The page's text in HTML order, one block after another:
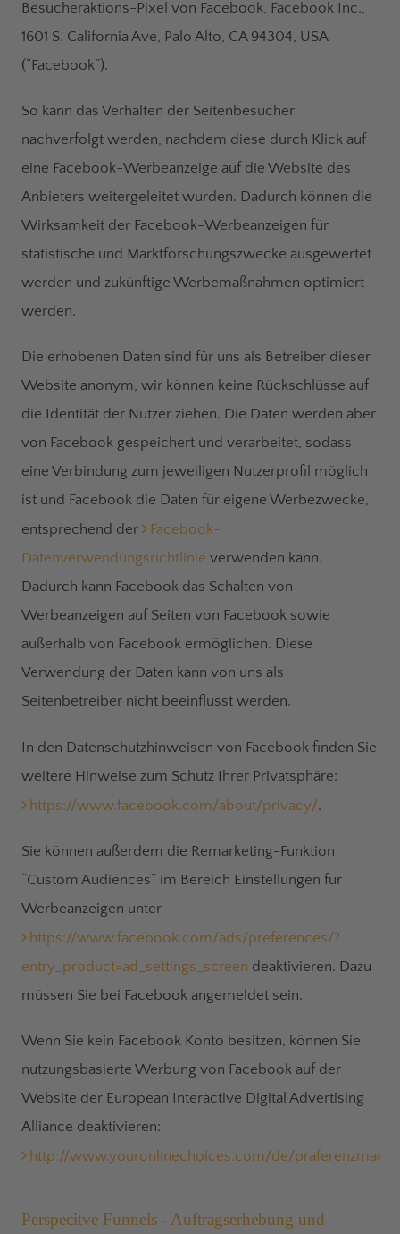
Besucheraktions-Pixel von Facebook, Facebook Inc.,
1601 S. California Ave, Palo Alto, CA 94304, USA
(“Facebook”).
So kann das Verhalten der Seitenbesucher
nachverfolgt werden, nachdem diese durch Klick auf
eine Facebook-Werbeanzeige auf die Website des
Anbieters weitergeleitet wurden. Dadurch können die
Wirksamkeit der Facebook-Werbeanzeigen für
statistische und Marktforschungszwecke ausgewertet
werden und zukünftige Werbemaßnahmen optimiert
werden.
Die erhobenen Daten sind für uns als Betreiber dieser
Website anonym, wir können keine Rückschlüsse auf
die Identität der Nutzer ziehen. Die Daten werden aber
von Facebook gespeichert und verarbeitet, sodass
eine Verbindung zum jeweiligen Nutzerprofil möglich
ist und Facebook die Daten für eigene Werbezwecke,
entsprechend der Facebook-
Datenverwendungsrichtlinie verwenden kann.
Dadurch kann Facebook das Schalten von
Werbeanzeigen auf Seiten von Facebook sowie
außerhalb von Facebook ermöglichen. Diese
Verwendung der Daten kann von uns als
Seitenbetreiber nicht beeinflusst werden.
In den Datenschutzhinweisen von Facebook finden Sie
weitere Hinweise zum Schutz Ihrer Privatsphäre:
https://www.facebook.com/about/privacy/.
Sie können außerdem die Remarketing-Funktion
“Custom Audiences” im Bereich Einstellungen für
Werbeanzeigen unter
https://www.facebook.com/ads/preferences/?
entry_product=ad_settings_screen deaktivieren. Dazu
müssen Sie bei Facebook angemeldet sein.
Wenn Sie kein Facebook Konto besitzen, können Sie
nutzungsbasierte Werbung von Facebook auf der
Website der European Interactive Digital Advertising
Alliance deaktivieren:
http://www.youronlinechoices.com/de/
Perspecitve Funnels - Auftragserhebung und